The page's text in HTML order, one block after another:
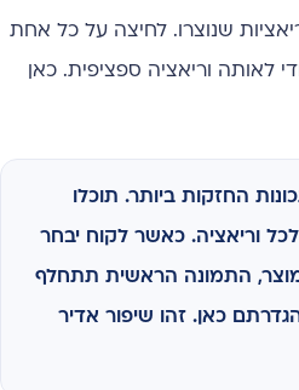
שנוצרו. לחיצה על כל אחת
לאותה וריאציה ספציפית. כאן
החזקות ביותר. תוכלו
וריאציה. כאשר לקוח יבחר
התמונה הראשית תתחלף
כאן. זהו שיפור אדיר